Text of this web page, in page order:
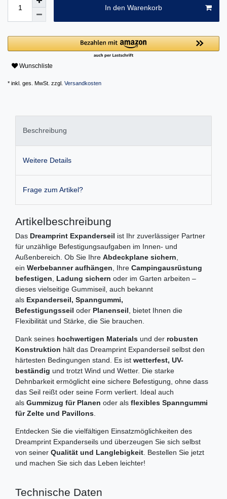
In den Warenkorb
Wunschliste
* inkl. ges. MwSt. zzgl. Versandkosten
Beschreibung
Weitere Details
Frage zum Artikel?
Artikelbeschreibung
Das Dreamprint Expanderseil ist Ihr zuverlässiger Partner
für unzählige Befestigungsaufgaben im Innen- und
Außenbereich. Ob Sie Ihre Abdeckplane sichern,
ein Werbebanner aufhängen, Ihre Campingausrüstung
befestigen, Ladung sichern oder im Garten arbeiten –
dieses vielseitige Gummiseil, auch bekannt
als Expanderseil, Spanngummi,
Befestigungsseil oder Planenseil, bietet Ihnen die
Flexibilität und Stärke, die Sie brauchen.
Dank seines hochwertigen Materials und der robusten
Konstruktion hält das Dreamprint Expanderseil selbst den
härtesten Bedingungen stand. Es ist wetterfest, UV-
beständig und trotzt Wind und Wetter. Die starke
Dehnbarkeit ermöglicht eine sichere Befestigung, ohne dass
das Seil reißt oder seine Form verliert. Ideal auch
als Gummizug für Planen oder als flexibles Spanngummi
für Zelte und Pavillons.
Entdecken Sie die vielfältigen Einsatzmöglichkeiten des
Dreamprint Expanderseils und überzeugen Sie sich selbst
von seiner Qualität und Langlebigkeit. Bestellen Sie jetzt
und machen Sie sich das Leben leichter!
Technische Daten